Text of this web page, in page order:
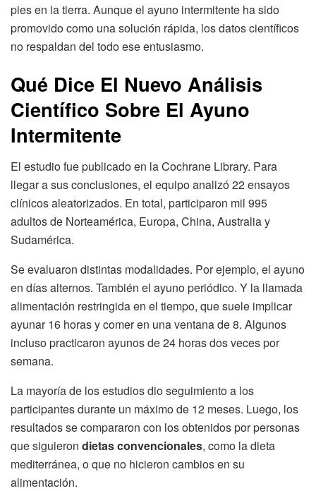
pies en la tierra. Aunque el ayuno intermitente ha sido
promovido como una solución rápida, los datos científicos
no respaldan del todo ese entusiasmo.
Qué Dice El Nuevo Análisis
Científico Sobre El Ayuno
Intermitente
El estudio fue publicado en la Cochrane Library. Para
llegar a sus conclusiones, el equipo analizó 22 ensayos
clínicos aleatorizados. En total, participaron mil 995
adultos de Norteamérica, Europa, China, Australia y
Sudamérica.
Se evaluaron distintas modalidades. Por ejemplo, el ayuno
en días alternos. También el ayuno periódico. Y la llamada
alimentación restringida en el tiempo, que suele implicar
ayunar 16 horas y comer en una ventana de 8. Algunos
incluso practicaron ayunos de 24 horas dos veces por
semana.
La mayoría de los estudios dio seguimiento a los
participantes durante un máximo de 12 meses. Luego, los
resultados se compararon con los obtenidos por personas
que siguieron dietas convencionales, como la dieta
mediterránea, o que no hicieron cambios en su
alimentación.